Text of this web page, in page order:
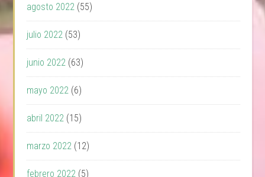
agosto 2022 (55)
julio 2022 (53)
junio 2022 (63)
mayo 2022 (6)
abril 2022 (15)
marzo 2022 (12)
febrero 2022 (5)